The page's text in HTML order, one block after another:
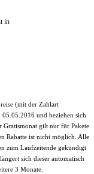
in
(mit der Zahlart
und beziehen sich
Gratismonat gilt nur für Pakete
Rabatte ist nicht möglich. Alle
zum Laufzeitende gekündigt
sich dieser automatisch
3 Monate.